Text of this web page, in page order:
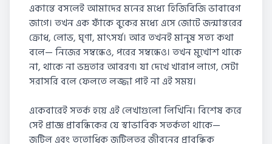
একান্তে বসলেই আমাদের মনের মধ্যে হিজিবিজি ভাবাবেগ
জাগে। তখন এক ফাঁকে বুকের মধ্যে এসে জোটে জন্মান্তরের
ক্রোধ, লোভ, ঘৃণা, মাৎসর্য। আর তখনই মানুষ সত্য কথা
বলে— নিজের সম্বন্ধেও, পরের সম্বন্ধেও। তখন মুখোশ থাকে
না, থাকে না ভদ্রতার আবরণ। যা দেখে খারাপ লাগে, সেটা
সরাসরি বলে ফেলতে লজ্জা পাই না এই সময়।
একেবারেই সতর্ক হয়ে এই লেখাগুলো লিখিনি। বিশেষ করে
সেই প্রাজ্ঞ প্রাবন্ধিকের যে স্বাভাবিক সতর্কতা থাকে—
জটিল এবং ততোধিক জটিলতর জীবনের প্রাবন্ধিক